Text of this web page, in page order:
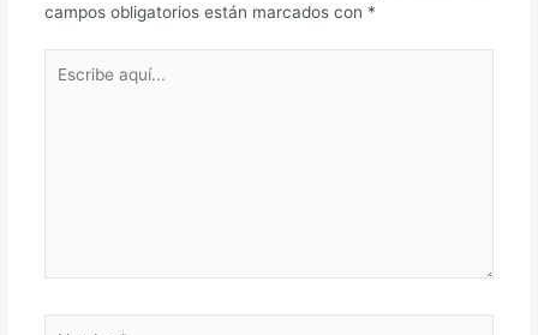
campos obligatorios están marcados con *
aquí...